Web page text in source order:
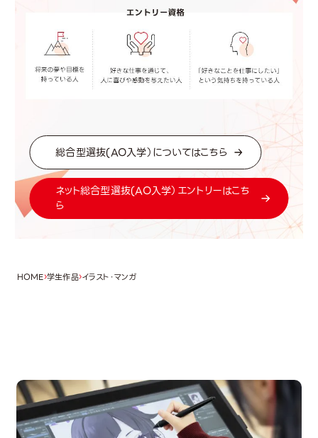
総合型選抜(AO入学）についてはこちら
ネット総合型選抜(AO入学）エントリーはこち
ら
HOME 学生作品 イラスト・マンガ